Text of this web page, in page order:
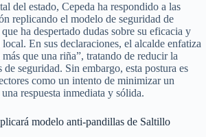
del estado, Cepeda ha respondido a las
replicando el modelo de seguridad de
ha despertado dudas sobre su eficacia y
En sus declaraciones, el alcalde enfatiza
que una riña”, tratando de reducir la
seguridad. Sin embargo, esta postura es
como un intento de minimizar un
respuesta inmediata y sólida.
modelo anti-pandillas de Saltillo